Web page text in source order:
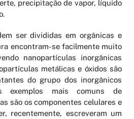
precipitação de vapor, líquido
ser divididas em orgânicas e
encontram-se facilmente muito
nanopartículas inorgânicas
metálicas e óxidos são
do grupo dos inorgânicos
exemplos mais comuns de
são os componentes celulares e
recentemente, escreveram um